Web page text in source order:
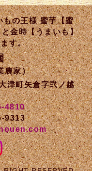
もの王様 蜜芋【蜜
金時【うまいも】
す。
農家）
津町矢倉字弐ノ越
4810
9313